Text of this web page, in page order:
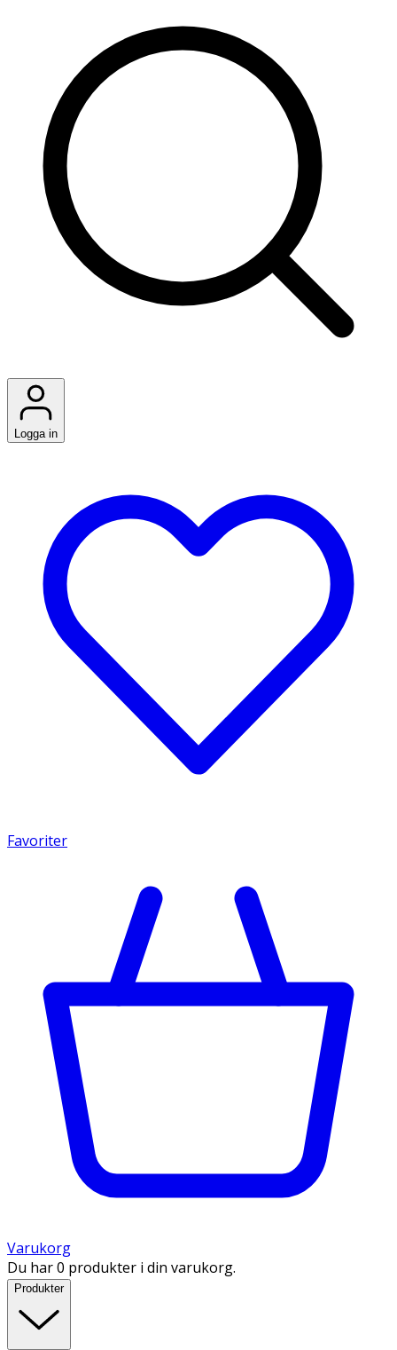
Logga in
Favoriter
Varukorg
Du har 0 produkter i din varukorg.
Produkter